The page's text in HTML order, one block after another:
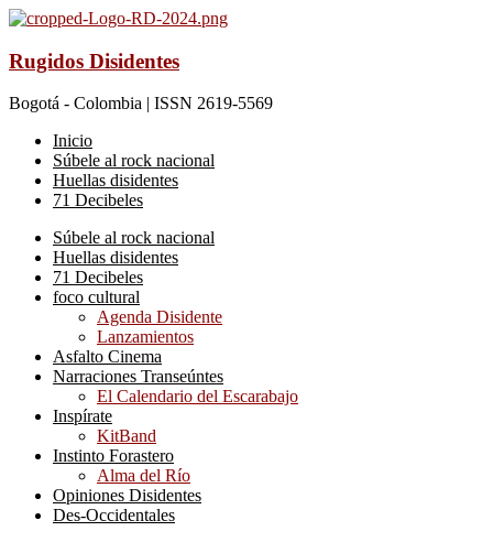
Rugidos Disidentes
Bogotá - Colombia | ISSN 2619-5569
Inicio
Súbele al rock nacional
Huellas disidentes
71 Decibeles
Súbele al rock nacional
Huellas disidentes
71 Decibeles
foco cultural
Agenda Disidente
Lanzamientos
Asfalto Cinema
Narraciones Transeúntes
El Calendario del Escarabajo
Inspírate
KitBand
Instinto Forastero
Alma del Río
Opiniones Disidentes
Des-Occidentales